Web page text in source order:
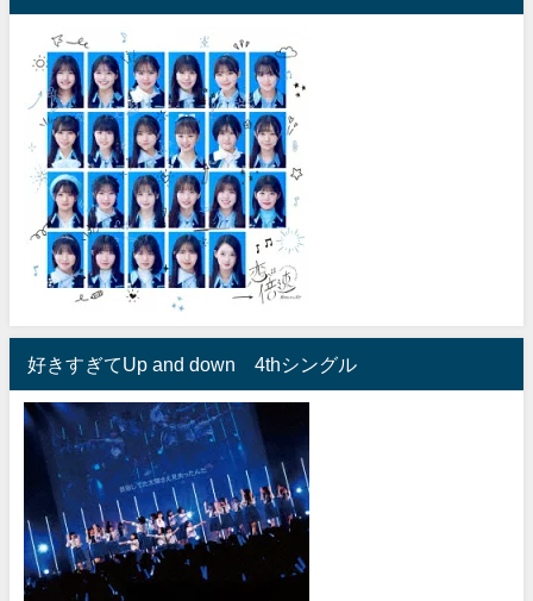
好きすぎてUp and down 4thシングル